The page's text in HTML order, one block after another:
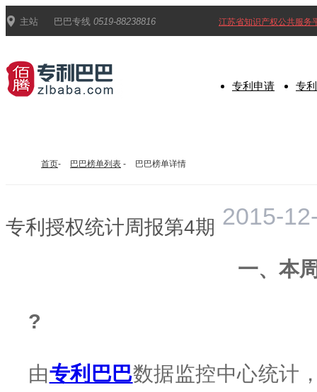
 主站 巴巴专线 0519-88238816 江苏省知识产权公共服务
专利申请 专
首页- 巴巴榜单列表 - 巴巴榜单详情
专利授权统计周报第4期 2015-
一、本
?
由专利巴巴数据监控中心统计